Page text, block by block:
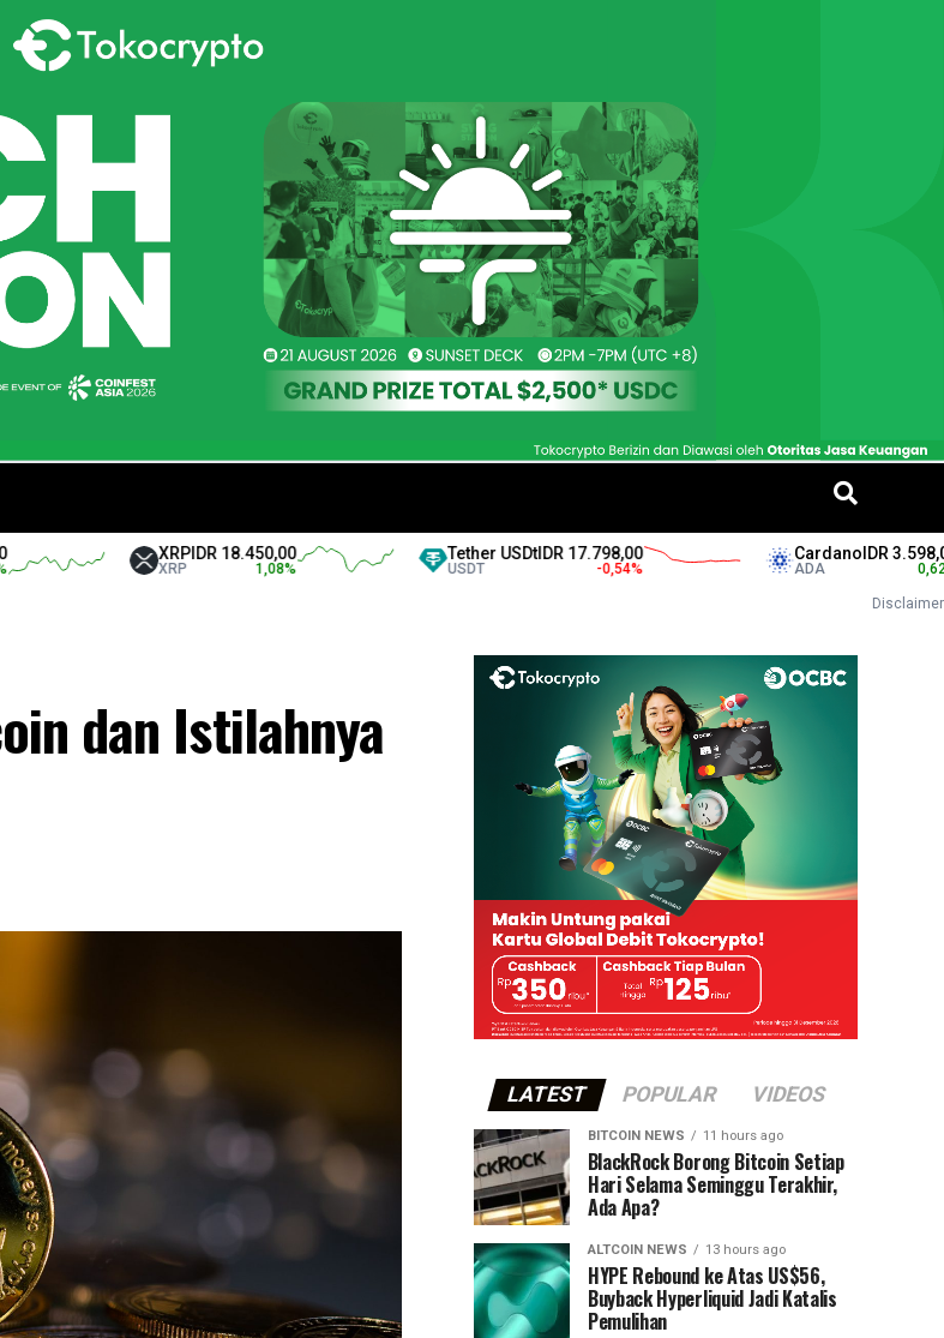
XRP IDR 18.450,00
XRP 1,08
Tether USDtIDR 17.798,00
USDT
CardanoIDR 3.598,00
Disclaimer
dan Istilahnya
LATEST POPULAR VIDEOS
BITCOIN NEWS 11 hours ago
⁠BlackRock Borong Bitcoin Setiap
Hari Selama Seminggu Terakhir,
Ada Apa?
ALTCOIN NEWS 13 hours ago
HYPE Rebound ke Atas US$56,
Buyback Hyperliquid Jadi Katalis
Pemulihan